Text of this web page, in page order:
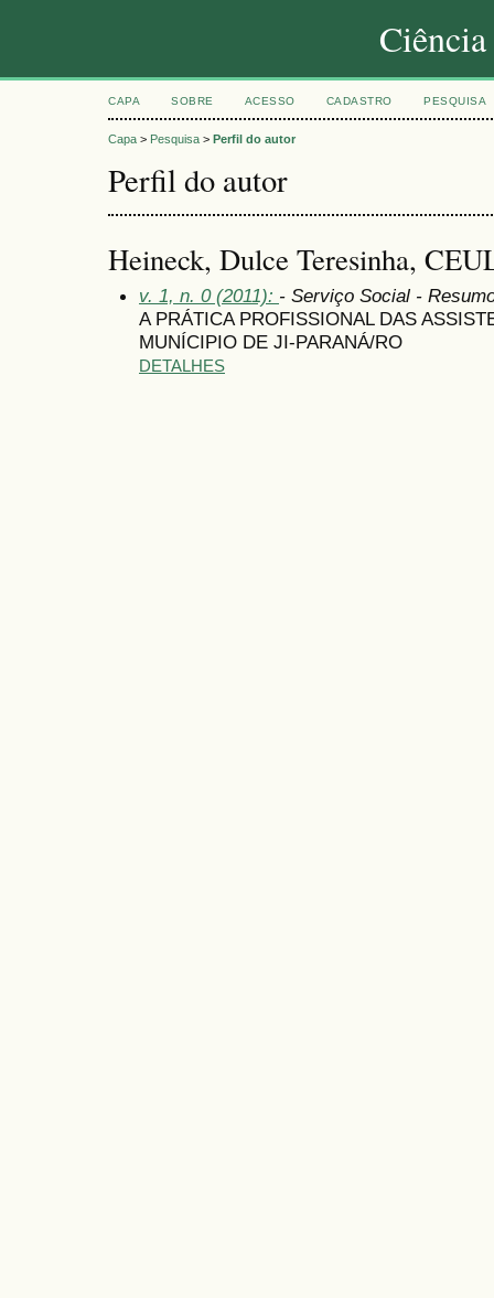
CAPA SOBRE ACESSO CADASTRO PESQUISA
Capa > Pesquisa > Perfil do autor
Perfil do autor
Heineck, Dulce Teresinha,
v. 1, n. 0 (2011): - Serviço Social -
A PRÁTICA PROFISSIONAL DAS
MUNÍCIPIO DE JI-PARANÁ/RO
DETALHES